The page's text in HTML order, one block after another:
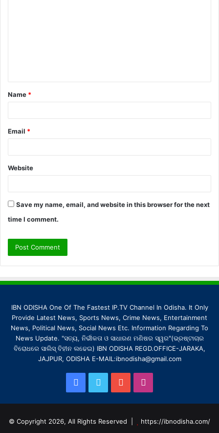
t
*
Name *
Email *
Website
Save my name, email, and website in this browser for the next
time I comment.
IBN ODISHA One Of The Fastest IP.TV Channel In Odisha. It Only
Provide Latest News, Sports News, Crime News, Entertainment
News, Political News, Social News Etc. Information Regarding To
News Update. "ସତ୍ୟ, ନିର୍ଭୀକତା ଓ ସାଧାରଣ ମଣିଷର ସ୍ୱର"(ଭ୍ରଷ୍ଟାଚାର
ବିରୋଧରେ ସାଲିସ୍ ବିହୀନ ଲଢେଇ) IBN ODISHA REGD.OFFICE-JARAKA,
JAJPUR, ODISHA E-MAIL:ibnodisha@gmail.com
Facebook
Twitter YouTube
© Copyright 2026, All Rights Reserved | https://ibnodisha.com/